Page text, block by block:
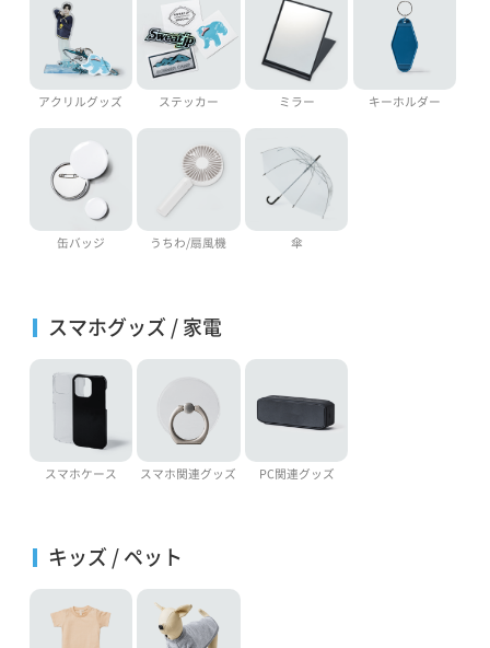
アクリルグッズ ステッカー ミラー キーホルダー
缶バッジ うちわ/扇風機 傘
スマホグッズ / 家電
スマホケース スマホ関連グッズ PC関連グッズ
キッズ / ペット